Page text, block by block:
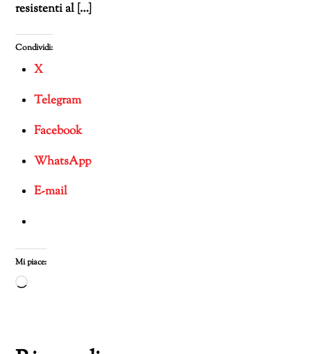
resistenti al […]
Condividi:
X
Telegram
Facebook
WhatsApp
E-mail
Mi piace:
Caricamento